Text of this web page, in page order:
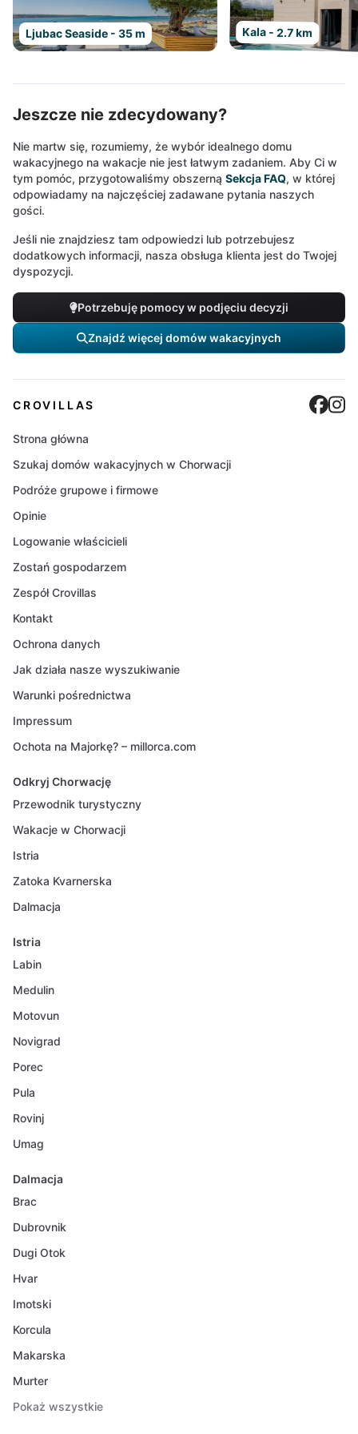
Ljubac Seaside - 35 m Kala - 2.7 km
Jeszcze nie zdecydowany?
Nie martw się, rozumiemy, że wybór idealnego domu
wakacyjnego na wakacje nie jest łatwym zadaniem. Aby Ci w
tym pomóc, przygotowaliśmy obszerną Sekcja FAQ, w której
odpowiadamy na najczęściej zadawane pytania naszych
gości.
Jeśli nie znajdziesz tam odpowiedzi lub potrzebujesz
dodatkowych informacji, nasza obsługa klienta jest do Twojej
dyspozycji.
Potrzebuję pomocy w podjęciu decyzji
Znajdź więcej domów wakacyjnych
CROVILLAS
Strona główna
Szukaj domów wakacyjnych w Chorwacji
Podróże grupowe i firmowe
Opinie
Logowanie właścicieli
Zostań gospodarzem
Zespół Crovillas
Kontakt
Ochrona danych
Jak działa nasze wyszukiwanie
Warunki pośrednictwa
Impressum
Ochota na Majorkę? – millorca.com
Odkryj Chorwację
Przewodnik turystyczny
Wakacje w Chorwacji
Istria
Zatoka Kvarnerska
Dalmacja
Istria
Labin
Medulin
Motovun
Novigrad
Porec
Pula
Rovinj
Umag
Dalmacja
Brac
Dubrovnik
Dugi Otok
Hvar
Imotski
Korcula
Makarska
Murter
Pokaż wszystkie